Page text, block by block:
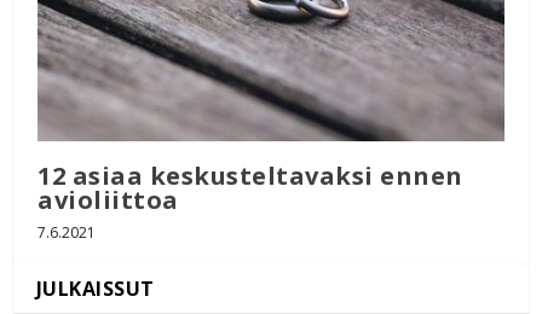
12 asiaa keskusteltavaksi ennen
avioliittoa
7.6.2021